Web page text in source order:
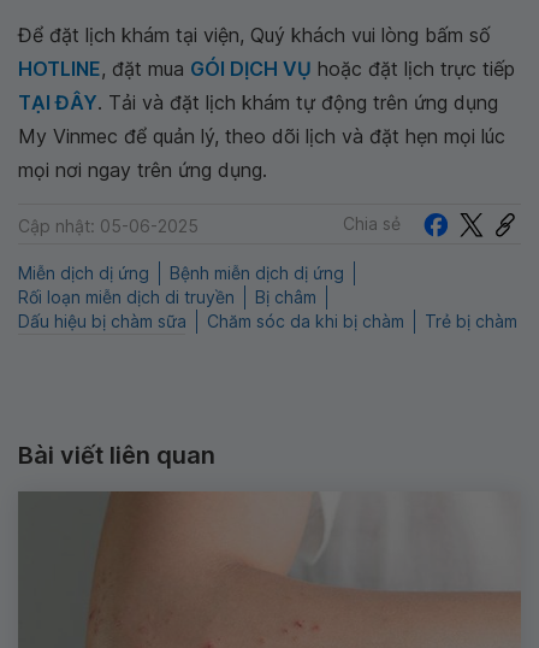
Để đặt lịch khám tại viện, Quý khách vui lòng bấm số
HOTLINE, đặt mua GÓI DỊCH VỤ hoặc đặt lịch trực tiếp
TẠI ĐÂY. Tải và đặt lịch khám tự động trên ứng dụng
My Vinmec để quản lý, theo dõi lịch và đặt hẹn mọi lúc
mọi nơi ngay trên ứng dụng.
Cập nhật: 05-06-2025 Chia sẻ
Miễn dịch dị ứng
Bệnh miễn dịch dị ứng
Rối loạn miễn dịch di truyền
Bị châm
Dấu hiệu bị chàm sữa
Chăm sóc da khi bị chàm Trẻ bị chàm
Bài viết liên quan